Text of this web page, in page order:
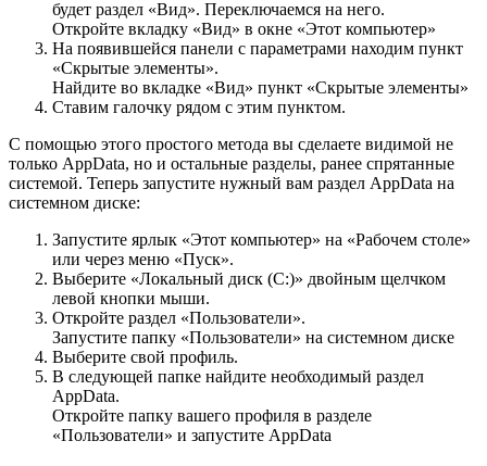
будет раздел «Вид». Переключаемся на него.
Откройте вкладку «Вид» в окне «Этот компьютер»
На появившейся панели с параметрами находим пункт
«Скрытые элементы».
Найдите во вкладке «Вид» пункт «Скрытые элементы»
Ставим галочку рядом с этим пунктом.
С помощью этого простого метода вы сделаете видимой не
только AppData, но и остальные разделы, ранее спрятанные
системой. Теперь запустите нужный вам раздел AppData на
системном диске:
Запустите ярлык «Этот компьютер» на «Рабочем столе»
или через меню «Пуск».
Выберите «Локальный диск (С:)» двойным щелчком
левой кнопки мыши.
Откройте раздел «Пользователи».
Запустите папку «Пользователи» на системном диске
Выберите свой профиль.
В следующей папке найдите необходимый раздел
AppData.
Откройте папку вашего профиля в разделе
«Пользователи» и запустите AppData